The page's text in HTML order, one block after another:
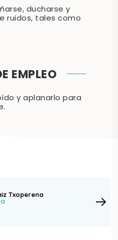
ducharse y
ruidos, tales como
EMPLEO
y aplanarlo para
Txoperena